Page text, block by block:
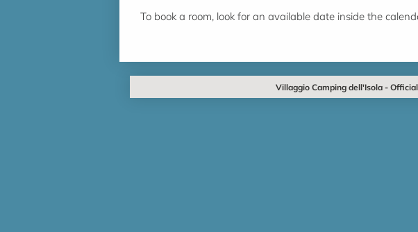
To book a room, look for an available date inside the
Villaggio Camping dell'Isola -